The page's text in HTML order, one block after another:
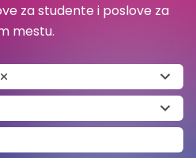
za studente i poslove za
mestu.